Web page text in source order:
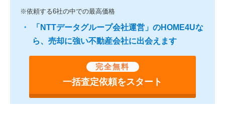
※依頼する6社の中での最高価格
「NTTデータグループ会社運営」のHOME4Uな
ら、売却に強い不動産会社に出会えます
完全無料
一括査定依頼をスタート